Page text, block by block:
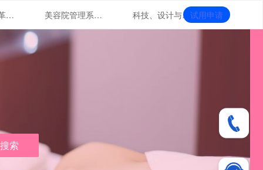
美容院管理革命：软件技术助力提升 美容院管理系统解析：优化服务流程，提升效率 科技、设计与市场融合的美业革新 试用申请
搜索